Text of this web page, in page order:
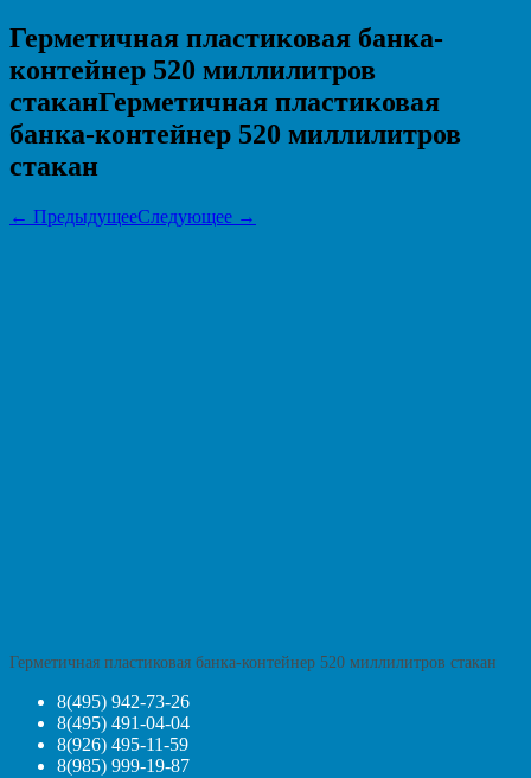
Герметичная пластиковая банка-
контейнер 520 миллилитров
стаканГерметичная пластиковая
банка-контейнер 520 миллилитров
стакан
← ПредыдущееСледующее →
Герметичная пластиковая банка-контейнер 520 миллилитров стакан
8(495) 942-73-26
8(495) 491-04-04
8(926) 495-11-59
8(985) 999-19-87